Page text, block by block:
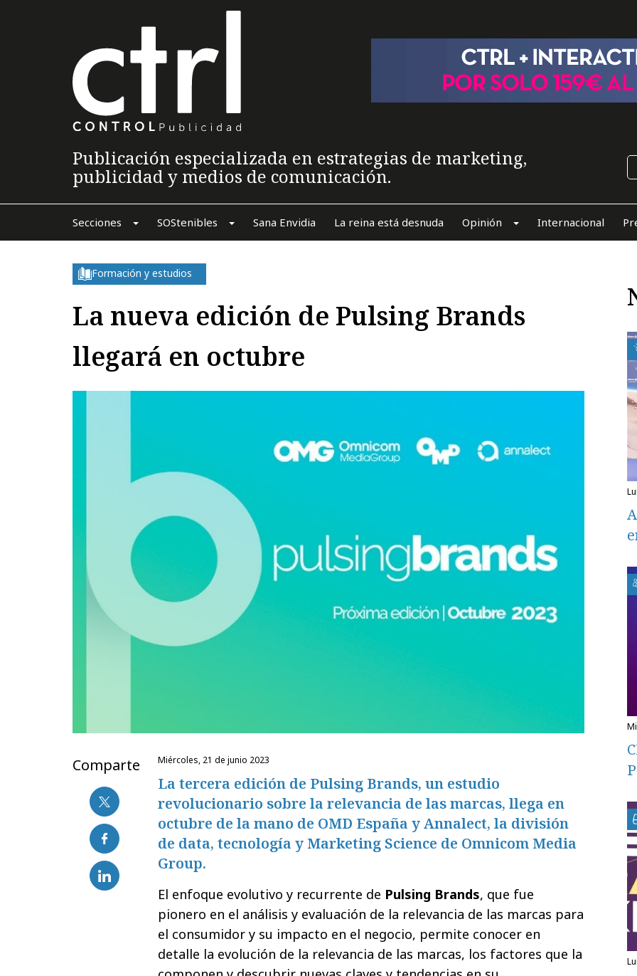
Publicación especializada en estrategias de marketing,
publicidad y medios de comunicación.
Secciones SOStenibles Sana Envidia La reina está desnuda Opinión Internacional
Formación y estudios
La nueva edición de Pulsing Brands
llegará en octubre
Comparte miércoles, 21 de junio 2023
La tercera edición de Pulsing Brands, un estudio
revolucionario sobre la relevancia de las marcas, llega en
octubre de la mano de OMD España y Annalect, la división
de data, tecnología y Marketing Science de Omnicom Media
Group.
El enfoque evolutivo y recurrente de Pulsing Brands, que fue
pionero en el análisis y evaluación de la relevancia de las marcas para
el consumidor y su impacto en el negocio, permite conocer en
detalle la evolución de la relevancia de las marcas, los factores que la